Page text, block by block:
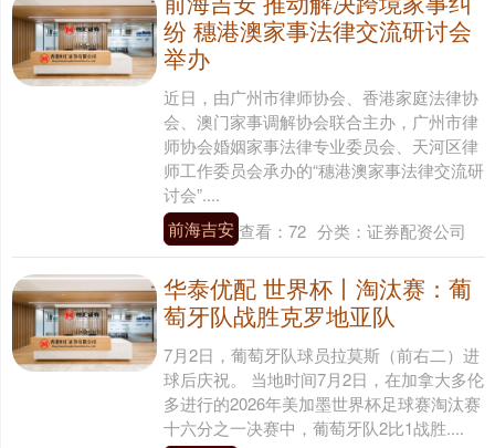
纷 穗港澳家事法律交流研讨会
举办
近日，由广州市律师协会、香港家庭法律协
会、澳门家事调解协会联合主办，广州市律
师协会婚姻家事法律专业委员会、天河区律
师工作委员会承办的“穗港澳家事法律交流研
讨会”....
前海吉安 查看： 72 分类： 证券配资公司
华泰优配 世界杯丨淘汰赛：葡
萄牙队战胜克罗地亚队
7月2日，葡萄牙队球员拉莫斯（前右二）进
球后庆祝。 当地时间7月2日，在加拿大多伦
多进行的2026年美加墨世界杯足球赛淘汰赛
十六分之一决赛中，葡萄牙队2比1战胜....